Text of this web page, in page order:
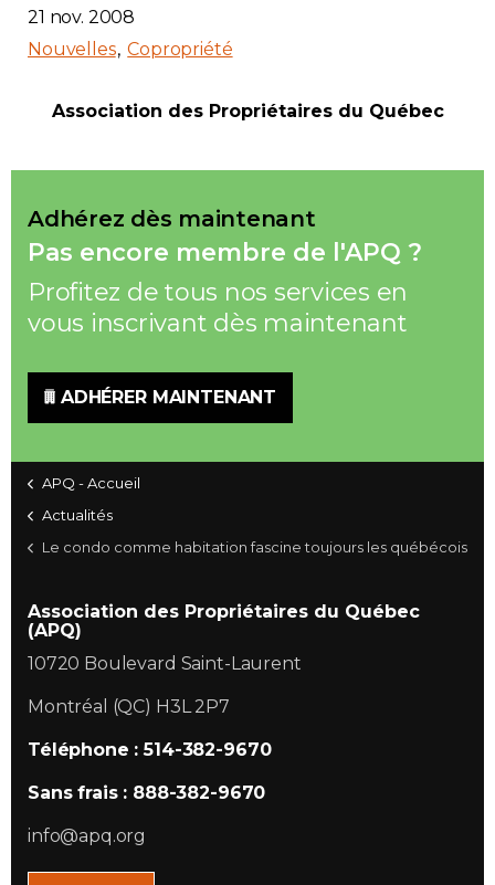
21 nov. 2008
Nouvelles Copropriété
Association des Propriétaires du Québec
Adhérez dès maintenant
Pas encore membre de l'APQ ?
Profitez de tous nos services en
vous inscrivant dès maintenant
ADHÉRER MAINTENANT
APQ - Accueil
Actualités
Le condo comme habitation fascine toujours les québécois
Association des Propriétaires du Québec
(APQ)
10720 Boulevard Saint-Laurent
Montréal (QC) H3L 2P7
Téléphone : 514-382-9670
Sans frais : 888-382-9670
info@apq.org